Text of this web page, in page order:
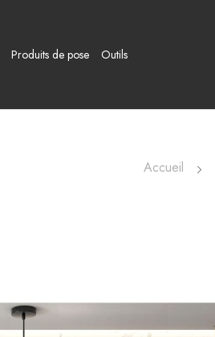
Produits de pose Outils
Accueil